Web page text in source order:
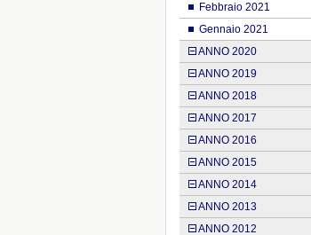
Febbraio 2021
Gennaio 2021
ANNO 2020
ANNO 2019
ANNO 2018
ANNO 2017
ANNO 2016
ANNO 2015
ANNO 2014
ANNO 2013
ANNO 2012